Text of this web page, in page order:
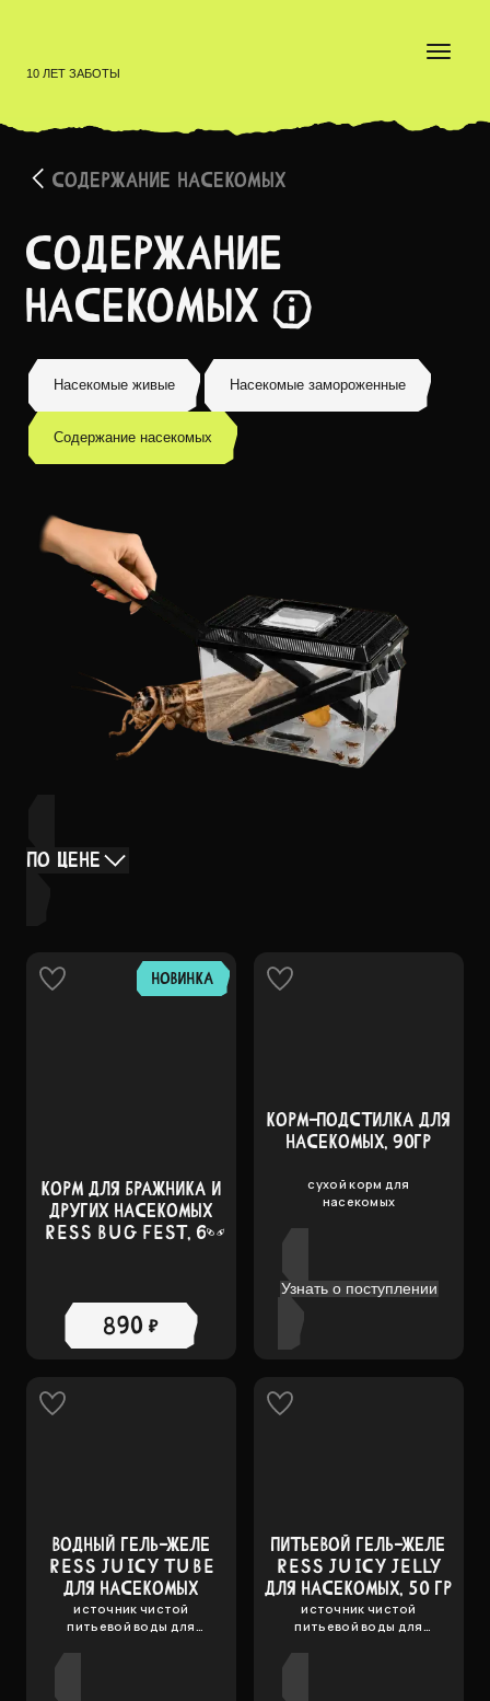
10 ЛЕТ ЗАБОТЫ
СОДЕРЖАНИЕ НАСЕКОМЫХ
Содержание
насекомых
Для питания грызунов, рептилий, птиц, рыб,
Насекомые живые Насекомые замороженные
Содержание насекомых
ПО ЦЕНЕ
НОВИНКА
КОРМ ДЛЯ БРАЖНИКА И
ДРУГИХ НАСЕКОМЫХ
RESS BUG FEST, 60
890 ₽
КОРМ-ПОДСТИЛКА ДЛЯ
НАСЕКОМЫХ, 90ГР
сухой корм для
насекомых
Узнать о поступлении
ВОДНЫЙ ГЕЛЬ-ЖЕЛЕ
RESS JUICY TUBE
ДЛЯ НАСЕКОМЫХ
источник чистой
питьевой воды для
ПИТЬЕВОЙ ГЕЛЬ-ЖЕЛЕ
RESS JUICY JELLY
ДЛЯ НАСЕКОМЫХ, 50 ГР
источник чистой
питьевой воды для